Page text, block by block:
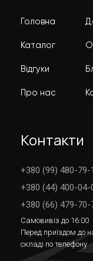
Головна
Каталог
Відгуки
Про нас
Контакти
+380 (99) 480-79-
+380 (44) 400-04-
+380 (66) 479-70-
Самовивіз до 16:00
Перед приїздом до
складі по телефону